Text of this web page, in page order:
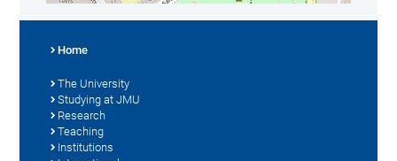
Home
The University
Studying at JMU
Research
Teaching
Institutions